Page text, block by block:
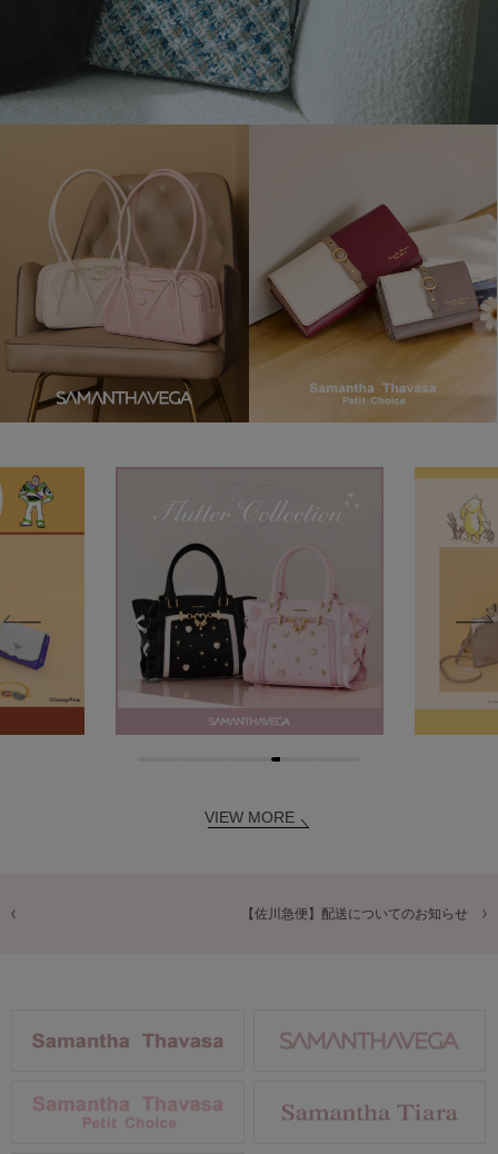
VIEW MORE
【佐川急便】配送についてのお知らせ